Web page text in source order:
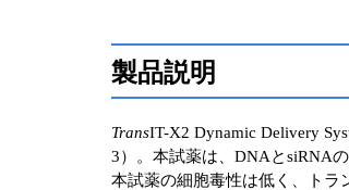
製品説明
TransIT-X2 Dynamic Delivery
3）。本試薬は、DNAとsiRNA
本試薬の細胞毒性は低く、トラ